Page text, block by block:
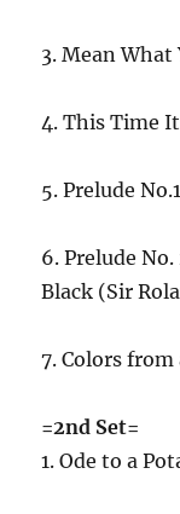
3. Mean What
4. This Time
5. Prelude
6. Prelude
Black (Sir
7. Colors
=2nd Set=
1. Ode to a